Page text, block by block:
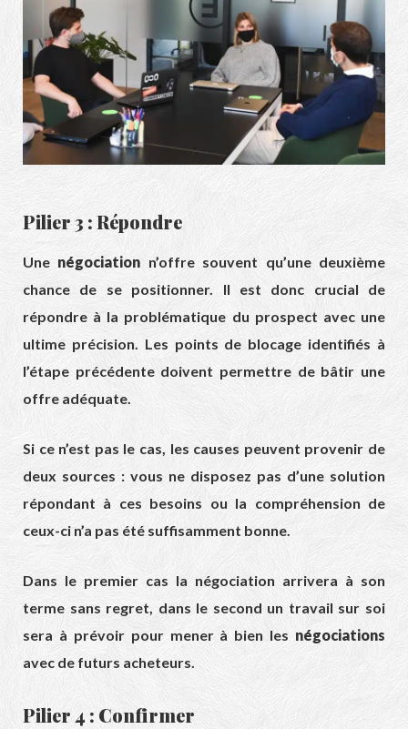
Pilier 3 : Répondre
Une négociation n’offre souvent qu’une deuxième
chance de se positionner. Il est donc crucial de
répondre à la problématique du prospect avec une
ultime précision. Les points de blocage identifiés à
l’étape précédente doivent permettre de bâtir une
offre adéquate.
Si ce n’est pas le cas, les causes peuvent provenir de
deux sources : vous ne disposez pas d’une solution
répondant à ces besoins ou la compréhension de
ceux-ci n’a pas été suffisamment bonne.
Dans le premier cas la négociation arrivera à son
terme sans regret, dans le second un travail sur soi
sera à prévoir pour mener à bien les négociations
avec de futurs acheteurs.
Pilier 4 : Confirmer